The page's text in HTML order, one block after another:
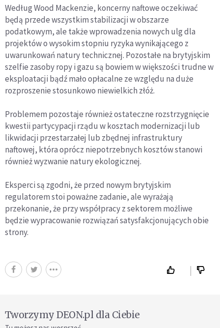
Według Wood Mackenzie, koncerny naftowe oczekiwać
będą przede wszystkim stabilizacji w obszarze
podatkowym, ale także wprowadzenia nowych ulg dla
projektów o wysokim stopniu ryzyka wynikającego z
uwarunkowań natury technicznej. Pozostałe na brytyjskim
szelfie zasoby ropy i gazu są bowiem w większości trudne w
eksploatacji bądź mało opłacalne ze względu na duże
rozproszenie stosunkowo niewielkich złóż.
Problemem pozostaje również ostateczne rozstrzygnięcie
kwestii partycypacji rządu w kosztach modernizacji lub
likwidacji przestarzałej lub zbędnej infrastruktury
naftowej, która oprócz niepotrzebnych kosztów stanowi
również wyzwanie natury ekologicznej.
Eksperci są zgodni, że przed nowym brytyjskim
regulatorem stoi poważne zadanie, ale wyrażają
przekonanie, że przy współpracy z sektorem możliwe
będzie wypracowanie rozwiązań satysfakcjonujących obie
strony.
Tworzymy DEON.pl dla Ciebie